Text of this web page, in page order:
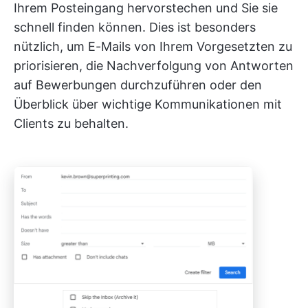
Ihrem Posteingang hervorstechen und Sie sie
schnell finden können. Dies ist besonders
nützlich, um E-Mails von Ihrem Vorgesetzten zu
priorisieren, die Nachverfolgung von Antworten
auf Bewerbungen durchzuführen oder den
Überblick über wichtige Kommunikationen mit
Clients zu behalten.